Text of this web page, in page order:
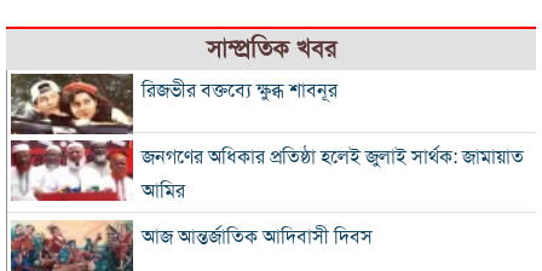
সাম্প্রতিক খবর
রিজভীর বক্তব্যে ক্ষুব্ধ শাবনূর
জনগণের অধিকার প্রতিষ্ঠা হলেই জুলাই সার্থক: জামায়াত
আমির
আজ আন্তর্জাতিক আদিবাসী দিবস